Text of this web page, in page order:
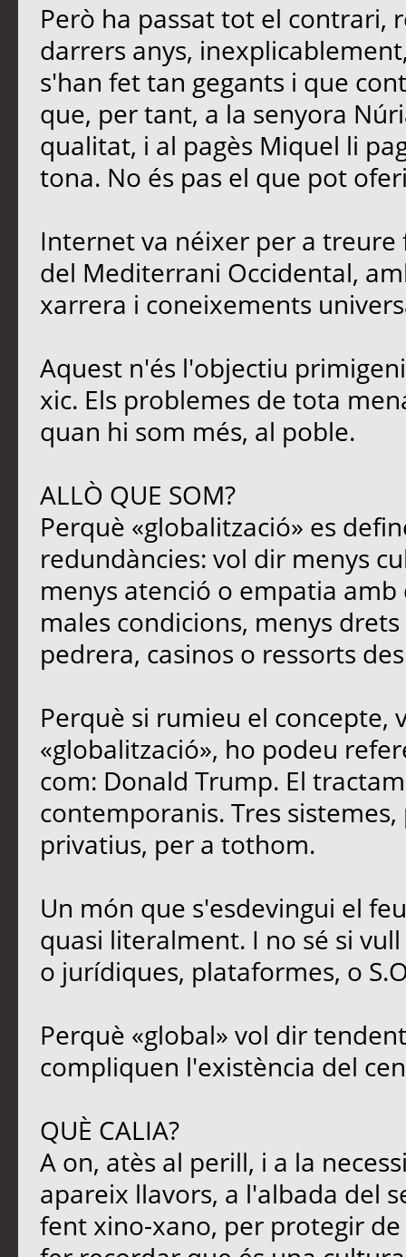
Però ha passat tot el contrari,
darrers anys,
s'han fet tan gegants i que
que, per tant, a la senyora
qualitat, i al pagès Miquel li
tona. No és pas el que pot
Internet va néixer per a
del Mediterrani Occidental,
xarrera i coneixements
Aquest n'és l'objectiu
xic. Els problemes de tota
quan hi som més, al poble.
ALLÒ QUE SOM?
Perquè «globalització» es
redundàncies: vol dir menys
menys atenció o empatia
males condicions, menys
pedrera, casinos o ressorts
Perquè si rumieu el concepte,
«globalització», ho podeu
com: Donald Trump. El
contemporanis. Tres
privatius, per a tothom.
Un món que s'esdevingui el
quasi literalment. I no sé si
o jurídiques, plataformes, o
Perquè «global» vol dir
compliquen l'existència del
QUÈ CALIA?
A on, atès al perill, i a la
apareix llavors, a l'albada del
fent xino-xano, per protegir